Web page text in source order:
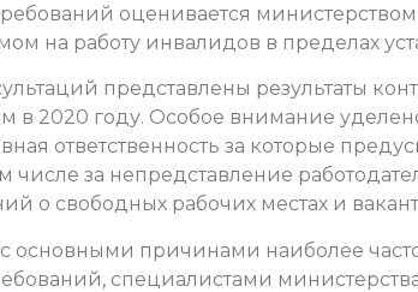
оценивается
на работу инвалидов в пределах
представлены результаты
в 2020 году. Особое внимание
ответственность за которые
числе за непредставление
о свободных рабочих местах и
основными причинами наиболее
специалистами